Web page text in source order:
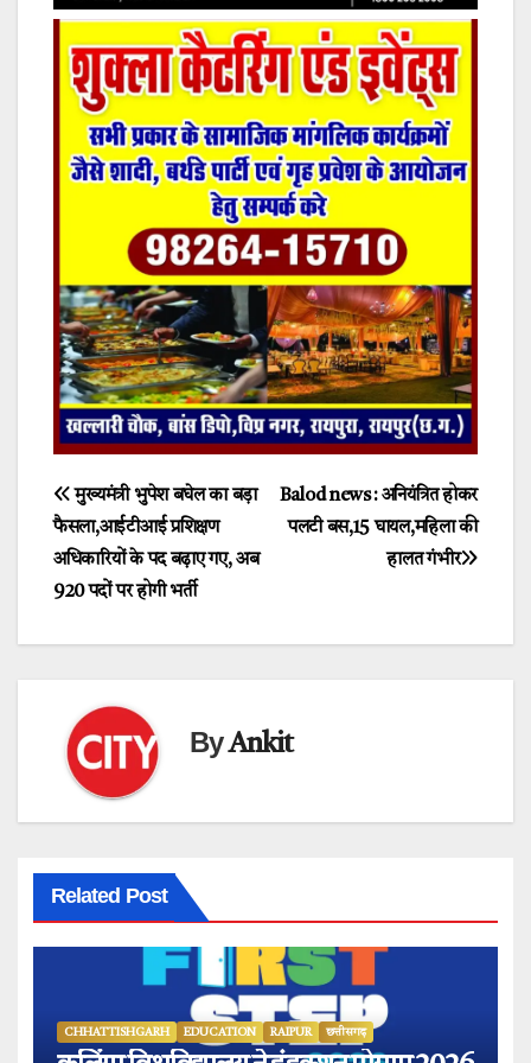
Post
navigation
Balod news : अनियंत्रित होकर
पलटी बस,15 घायल,महिला की
हालत गंभीर
मुख्यमंत्री भुपेश बघेल का बड़ा
फैसला,आईटीआई प्रशिक्षण
अधिकारियों के पद बढ़ाए गए, अब
920 पदों पर होगी भर्ती
ByAnkit
Related Post
CHHATTISHGARH EDUCATION RAIPUR छत्तीसगढ़